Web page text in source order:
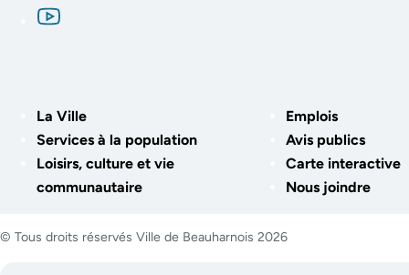
La Ville
Services à la population
Loisirs, culture et vie
communautaire
Emplois
Avis publics
Carte interactive
Nous joindre
© Tous droits réservés Ville de Beauharnois 2026